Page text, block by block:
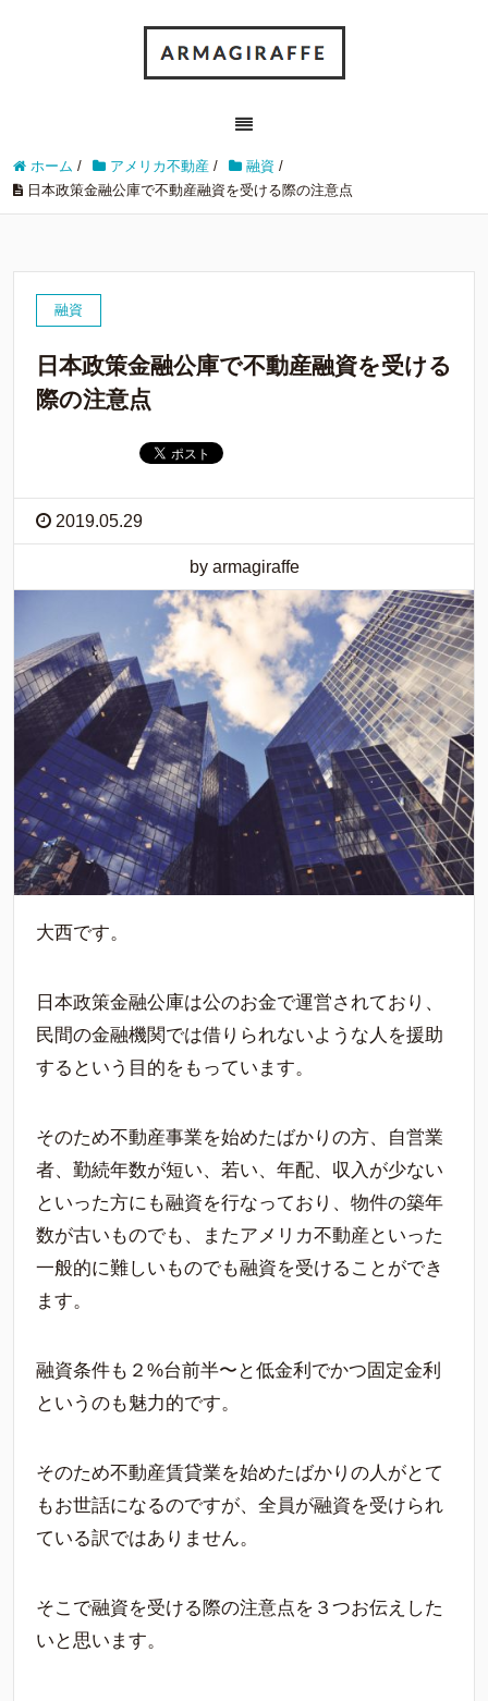
ホーム / アメリカ不動産 / 融資 /
日本政策金融公庫で不動産融資を受ける際の注意点
融資
日本政策金融公庫で不動産融資を受ける
際の注意点
2019.05.29
by armagiraffe
大西です。
日本政策金融公庫は公のお金で運営されており、
民間の金融機関では借りられないような人を援助
するという目的をもっています。
そのため不動産事業を始めたばかりの方、自営業
者、勤続年数が短い、若い、年配、収入が少ない
といった方にも融資を行なっており、物件の築年
数が古いものでも、またアメリカ不動産といった
一般的に難しいものでも融資を受けることができ
ます。
融資条件も２%台前半〜と低金利でかつ固定金利
というのも魅力的です。
そのため不動産賃貸業を始めたばかりの人がとて
もお世話になるのですが、全員が融資を受けられ
ている訳ではありません。
そこで融資を受ける際の注意点を３つお伝えした
いと思います。